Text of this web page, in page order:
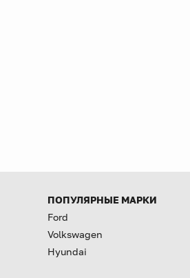
ПОПУЛЯРНЫЕ МАРКИ
Ford
Volkswagen
Hyundai